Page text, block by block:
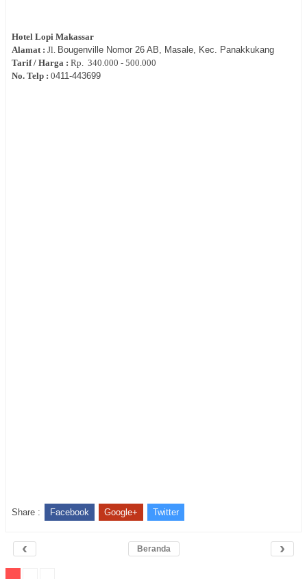
Hotel Lopi Makassar
Alamat : Jl. Bougenville Nomor 26 AB, Masale, Kec. Panakkukang
Tarif / Harga : Rp. 340.000 - 500.000
No. Telp : 0411-443699
Share : Facebook Google+ Twitter
‹ ›
Beranda